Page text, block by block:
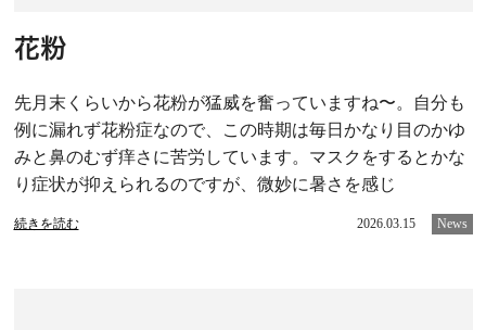
花粉
先月末くらいから花粉が猛威を奮っていますね〜。自分も
例に漏れず花粉症なので、この時期は毎日かなり目のかゆ
みと鼻のむず痒さに苦労しています。マスクをするとかな
り症状が抑えられるのですが、微妙に暑さを感じ
続きを読む 2026.03.15 News